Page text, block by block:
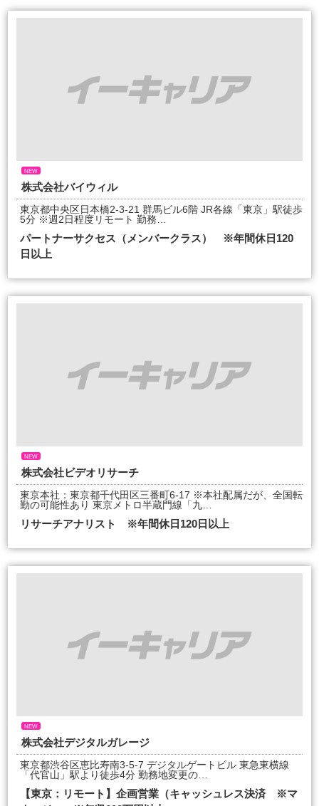
NEW
株式会社バイウィル
東京都中央区日本橋2-3-21 群馬ビル6階 JR各線「東京」駅徒歩
5分 ※週2日程度リモート 勤務…
パートナーサクセス（メンバークラス） ※年間休日120
日以上
NEW
株式会社ビデオリサーチ
東京本社：東京都千代田区三番町6-17 ※本社配属だが、全国転
勤の可能性あり 東京メトロ半蔵門線「九…
リサーチアナリスト ※年間休日120日以上
NEW
株式会社デジタルガレージ
東京都渋谷区恵比寿南3-5-7 デジタルゲートビル 東急東横線
「代官山」駅より徒歩4分 勤務地変更の…
【東京：リモート】企画営業（キャッシュレス決済 ※マ